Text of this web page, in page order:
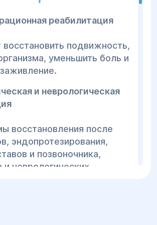
травма
склероз
подвижности.
реабилитация для снижения
организма.
травмы – восстановление
и улучшение качества
травм позвоночника.
к реабилитации
реабилитацию
команда
реабилитация
восстановить подвижность,
уменьшить боль и
и неврологическая
восстановления после
эндопротезирования,
и позвоночника,
и неврологических